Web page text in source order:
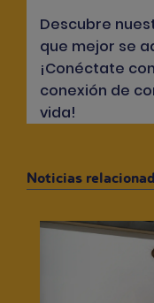
Descubre
que mejor se
¡Conéctate
conexión de
vida!
Noticias